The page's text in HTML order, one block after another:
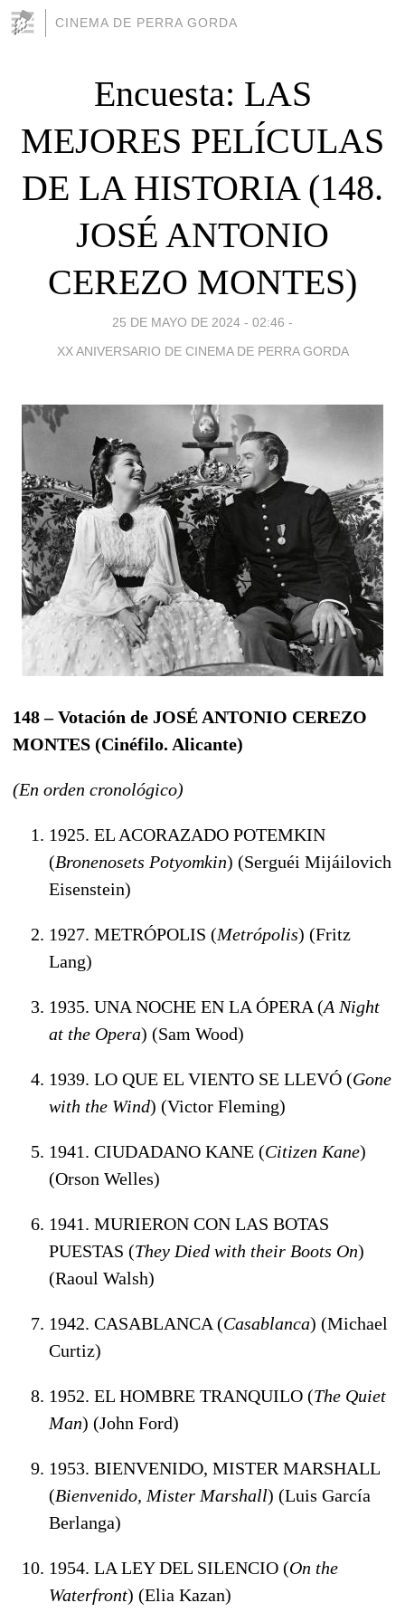
CINEMA DE PERRA GORDA
Encuesta: LAS
MEJORES PELÍCULAS
DE LA HISTORIA (148.
JOSÉ ANTONIO
CEREZO MONTES)
25 DE MAYO DE 2024 - 02:46 -
XX ANIVERSARIO DE CINEMA DE PERRA GORDA
148 – Votación de JOSÉ ANTONIO CEREZO
MONTES (Cinéfilo. Alicante)
(En orden cronológico)
1925. EL ACORAZADO POTEMKIN
(Bronenosets Potyomkin) (Serguéi Mijáilovich
Eisenstein)
1927. METRÓPOLIS (Metrópolis) (Fritz
Lang)
1935. UNA NOCHE EN LA ÓPERA (A Night
at the Opera) (Sam Wood)
1939. LO QUE EL VIENTO SE LLEVÓ (Gone
with the Wind) (Victor Fleming)
1941. CIUDADANO KANE (Citizen Kane)
(Orson Welles)
1941. MURIERON CON LAS BOTAS
PUESTAS (They Died with their Boots On)
(Raoul Walsh)
1942. CASABLANCA (Casablanca) (Michael
Curtiz)
1952. EL HOMBRE TRANQUILO (The Quiet
Man) (John Ford)
1953. BIENVENIDO, MISTER MARSHALL
(Bienvenido, Mister Marshall) (Luis García
Berlanga)
1954. LA LEY DEL SILENCIO (On the
Waterfront) (Elia Kazan)